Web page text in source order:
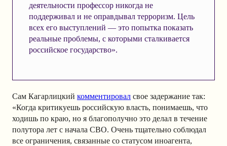
деятельности профессор никогда не
поддерживал и не оправдывал терроризм. Цель
всех его выступлений — это попытка показать
реальные проблемы, с которыми сталкивается
российское государство».
Сам Кагарлицкий комментировал свое задержание так:
«Когда критикуешь российскую власть, понимаешь, что
ходишь по краю, но я благополучно это делал в течение
полутора лет с начала СВО. Очень тщательно соблюдал
все ограничения, связанные со статусом иноагента,